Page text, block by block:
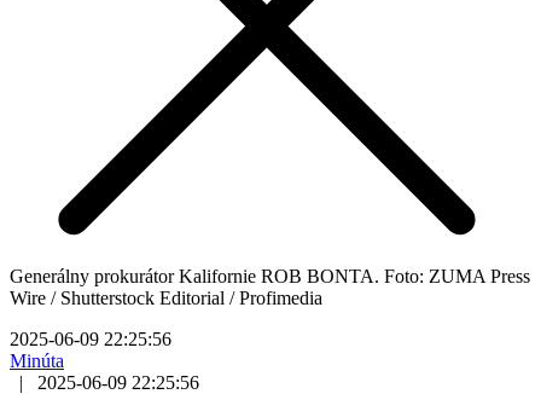
Generálny prokurátor Kalifornie ROB BONTA. Foto: ZUMA Press
Wire / Shutterstock Editorial / Profimedia
2025-06-09 22:25:56
Minúta
|
2025-06-09 22:25:56